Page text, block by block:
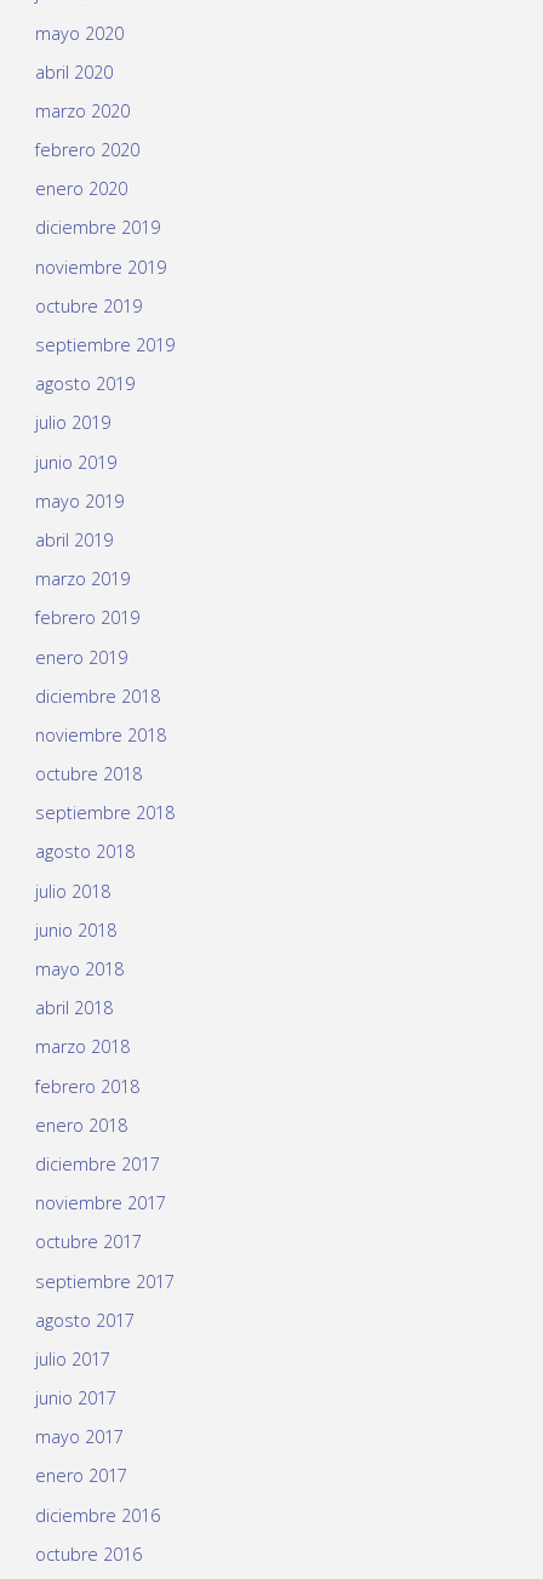
mayo 2020
abril 2020
marzo 2020
febrero 2020
enero 2020
diciembre 2019
noviembre 2019
octubre 2019
septiembre 2019
agosto 2019
julio 2019
junio 2019
mayo 2019
abril 2019
marzo 2019
febrero 2019
enero 2019
diciembre 2018
noviembre 2018
octubre 2018
septiembre 2018
agosto 2018
julio 2018
junio 2018
mayo 2018
abril 2018
marzo 2018
febrero 2018
enero 2018
diciembre 2017
noviembre 2017
octubre 2017
septiembre 2017
agosto 2017
julio 2017
junio 2017
mayo 2017
enero 2017
diciembre 2016
octubre 2016